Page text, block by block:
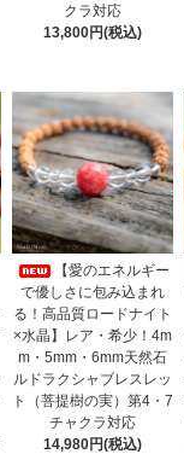
クラ対応
13,800円(税込)
【愛のエネルギー
で優しさに包み込まれ
る！高品質ロードナイト
×水晶】レア・希少！4m
m・5mm・6mm天然石
ルドラクシャブレスレッ
ト（菩提樹の実）第4・7
チャクラ対応
14,980円(税込)